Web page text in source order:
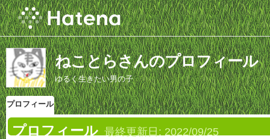
ねことらさんのプロフィール
ゆるく生きたい男の子
プロフィール
プロフィール 最終更新日: 2022/09/25